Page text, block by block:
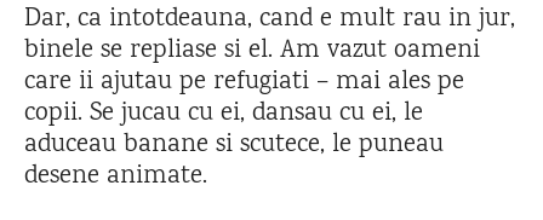
Dar, ca intotdeauna, cand e mult rau in jur,
binele se repliase si el. Am vazut oameni
care ii ajutau pe refugiati – mai ales pe
copii. Se jucau cu ei, dansau cu ei, le
aduceau banane si scutece, le puneau
desene animate.